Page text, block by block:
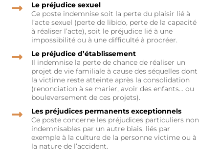
Le préjudice sexuel
Ce poste indemnise soit la perte du plaisir lié à
l’acte sexuel (perte de libido, perte de la capacité
à réaliser l’acte), soit le préjudice lié à une
impossibilité ou à une difficulté à procréer.
Le préjudice d’établissement
Il indemnise la perte de chance de réaliser un
projet de vie familiale à cause des séquelles dont
la victime reste atteinte après la consolidation
(renonciation à se marier, avoir des enfants… ou
bouleversement de ces projets).
Les préjudices permanents exceptionnels
Ce poste concerne les préjudices particuliers non
indemnisables par un autre biais, liés par
exemple à la culture de la personne victime ou à
la nature de l’accident.